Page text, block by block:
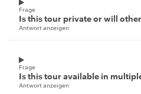
Frage
Is this tour private or will
Antwort anzeigen
Frage
Is this tour available in
Antwort anzeigen